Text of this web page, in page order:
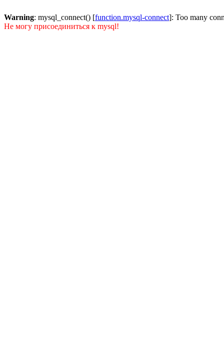
Warning: mysql_connect() [function.mysql-connect]: Too many
Не могу присоединиться к mysql!